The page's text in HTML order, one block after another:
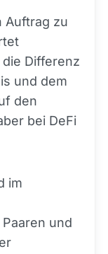
Auftrag zu
Differenz
und dem
den
bei DeFi
im
und